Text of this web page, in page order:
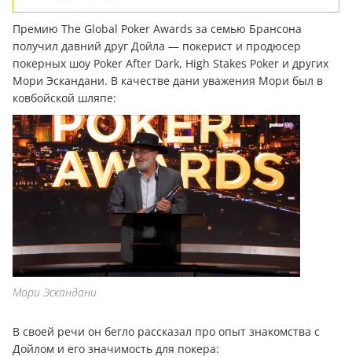
Премию The Global Poker Awards за семью Брансона
получил давний друг Дойла — покерист и продюсер
покерных шоу Poker After Dark, High Stakes Poker и других
Мори Эскандани. В качестве дани уважения Мори был в
ковбойской шляпе:
Мори Эскандани
В своей речи он бегло рассказал про опыт знакомства с
Дойлом и его значимость для покера: